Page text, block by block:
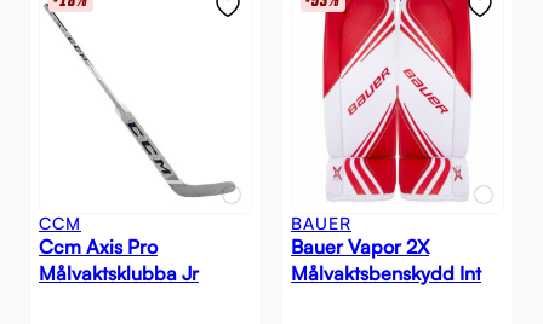
CCM
Ccm Axis Pro
Målvaktsklubba Jr
BAUER
Bauer Vapor 2X
Målvaktsbenskydd Int